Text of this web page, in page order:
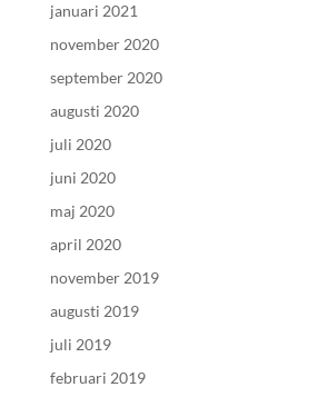
januari 2021
november 2020
september 2020
augusti 2020
juli 2020
juni 2020
maj 2020
april 2020
november 2019
augusti 2019
juli 2019
februari 2019